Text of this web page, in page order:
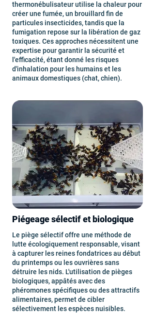
thermonébulisateur utilise la chaleur pour
créer une fumée, un brouillard fin de
particules insecticides, tandis que la
fumigation repose sur la libération de gaz
toxiques. Ces approches nécessitent une
expertise pour garantir la sécurité et
l'efficacité, étant donné les risques
d'inhalation pour les humains et les
animaux domestiques (chat, chien).
Piégeage sélectif et biologique
Le piège sélectif offre une méthode de
lutte écologiquement responsable, visant
à capturer les reines fondatrices au début
du printemps ou les ouvrières sans
détruire les nids. L'utilisation de pièges
biologiques, appâtés avec des
phéromones spécifiques ou des attractifs
alimentaires, permet de cibler
sélectivement les espèces nuisibles.